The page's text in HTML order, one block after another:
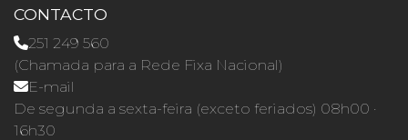
CONTACTO
251 249 560
(Chamada para a Rede Fixa Nacional)
E-mail
De segunda a sexta-feira (exceto feriados) 08h00 ·
16h30